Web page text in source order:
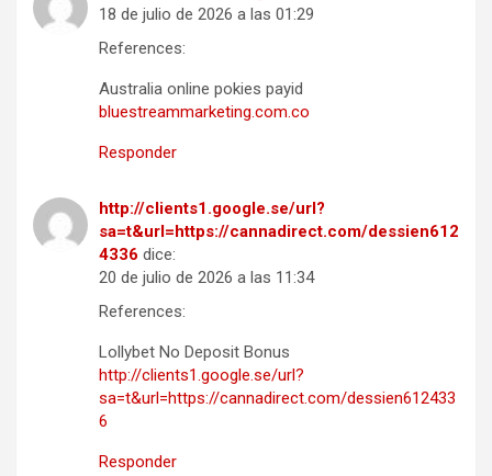
18 de julio de 2026 a las 01:29
References:
Australia online pokies payid
bluestreammarketing.com.co
Responder
http://clients1.google.se/url?
sa=t&url=https://cannadirect.com/dessien612
4336 dice:
20 de julio de 2026 a las 11:34
References:
Lollybet No Deposit Bonus
http://clients1.google.se/url?
sa=t&url=https://cannadirect.com/dessien612433
6
Responder